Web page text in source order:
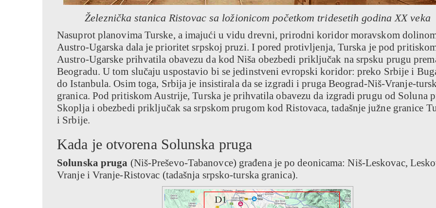
Železnička stanica Ristovac sa ložionicom početkom tridesetih godina XX veka
Nasuprot planovima Turske, a imajući u vidu drevni, prirodni koridor moravskom
Austro-Ugarska dala je prioritet srpskoj pruzi. I pored protivljenja, Turska je pod
Austro-Ugarske prihvatila obavezu da kod Niša obezbedi priključak na srpsku prugu
Beogradu. U tom slučaju uspostavio bi se jedinstveni evropski koridor: preko Srbije i
do Istanbula. Osim toga, Srbija je insistirala da se izgradi i pruga Beograd-Niš-Vranje-
granica. Pod pritiskom Austrije, Turska je prihvatila obavezu da izgradi prugu od Soluna
Skoplja i obezbedi priključak sa srpskom prugom kod Ristovaca, tadašnje južne granice
i Srbije.
Kada je otvorena Solunska pruga
Solunska pruga (Niš-Preševo-Tabanovce) građena je po deonicama: Niš-Leskovac,
Vranje i Vranje-Ristovac (tadašnja srpsko-turska granica).